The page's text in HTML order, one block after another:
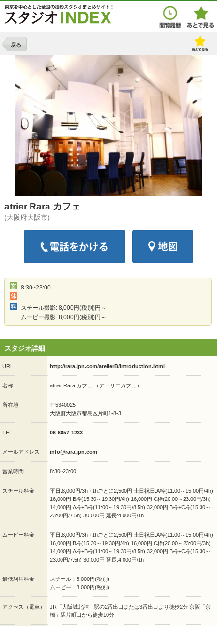
戻る
atrier Rara カフェ
(大阪府大阪市)
8:30~23:00
-
スチール撮影: 8,000円(税別)円～
ムービー撮影: 8,000円(税別)円～
スタジオ詳細
URL http://rara.jpn.com/atelierB/introduction.html
名称 atrier Rara カフェ （アトリエカフェ）
所在地
〒5340025
大阪府大阪市都島区片町1-8-3
TEL 06-6857-1233
メールアドレス info@rara.jpn.com
営業時間 8:30~23:00
スチール料金
平日:8,000円/3h +1hごとに2,500円 土日祝日:A枠(11:00～15:00円/4h)
16,000円 B枠(15:30～19:30円/4h) 16,000円 C枠(20:00～23:00円/3h)
14,000円 A枠+B枠(11:00～19:30円/8.5h) 32,000円 B枠+C枠(15:30～
23:00円/7.5h) 30,000円 延長:4,000円/1h
ムービー料金
平日:8,000円/3h +1hごとに2,500円 土日祝日:A枠(11:00～15:00円/4h)
16,000円 B枠(15:30～19:30円/4h) 16,000円 C枠(20:00～23:00円/3h)
14,000円 A枠+B枠(11:00～19:30円/8.5h) 32,000円 B枠+C枠(15:30～
23:00円/7.5h) 30,000円 延長:4,000円/1h
最低利用料金
スチール：8,000円(税別)
ムービー：8,000円(税別)
アクセス（電車）
JR「大阪城北詰」駅の2番出口または3番出口より徒歩2分 京阪「京
橋」駅片町口から徒歩10分